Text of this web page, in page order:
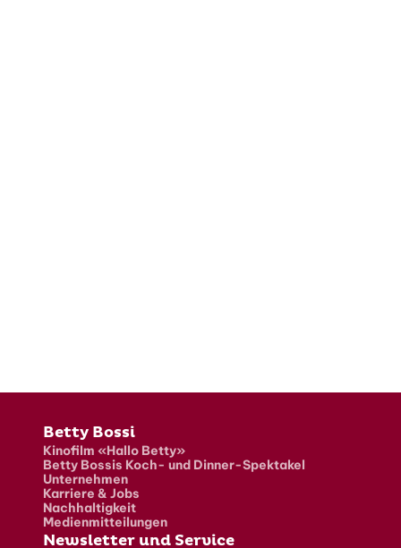
Fusszeile
Betty Bossi
Kinofilm «Hallo Betty»
Betty Bossis Koch- und Dinner-Spektakel
Unternehmen
Karriere & Jobs
Nachhaltigkeit
Medienmitteilungen
Newsletter und Service